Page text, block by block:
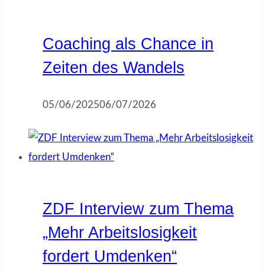
Coaching als Chance in
Zeiten des Wandels
05/06/202506/07/2026
ZDF Interview zum Thema
„Mehr Arbeitslosigkeit
fordert Umdenken“